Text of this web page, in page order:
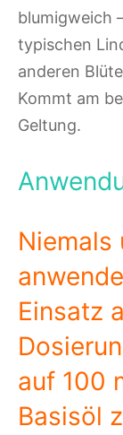
blumigweich
typischen
anderen
Kommt am
Geltung.
Niemals
Einsatz
auf 100
Basisöl